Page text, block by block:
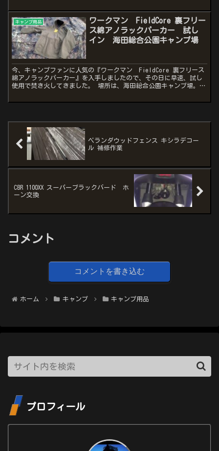
キャンプ用品
ワークマン FieldCore 裏フリー
ス綿アノラックパーカー 試し
イン 海田総合公園キャンプ場
今、キャンプファンに人気の『ワークマン FieldCore 裏フリース
綿アノラックパーカー』を入手しましたので、その日に早速、試し
使用で焚き火してきました。 場所は、海田総合公園キャンプ場。
ベランダウッドフェンス キシラデコー
ル 補修作業
CBR 1100XX スーパーブラックバード ホ
ーン交換
コメント
コメントを書き込む
ホーム キャンプ キャンプ用品
プロフィール